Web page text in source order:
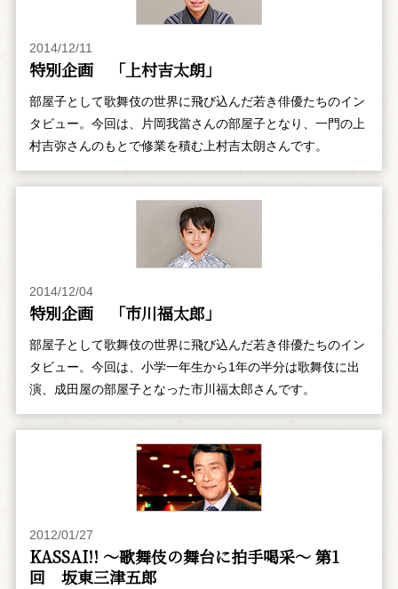
2014/12/11
特別企画 「上村吉太朗」
部屋子として歌舞伎の世界に飛び込んだ若き俳優たちのイン
タビュー。今回は、片岡我當さんの部屋子となり、一門の上
村吉弥さんのもとで修業を積む上村吉太朗さんです。
2014/12/04
特別企画 「市川福太郎」
部屋子として歌舞伎の世界に飛び込んだ若き俳優たちのイン
タビュー。今回は、小学一年生から1年の半分は歌舞伎に出
演、成田屋の部屋子となった市川福太郎さんです。
2012/01/27
KASSAI!! ～歌舞伎の舞台に拍手喝采～ 第1
回 坂東三津五郎